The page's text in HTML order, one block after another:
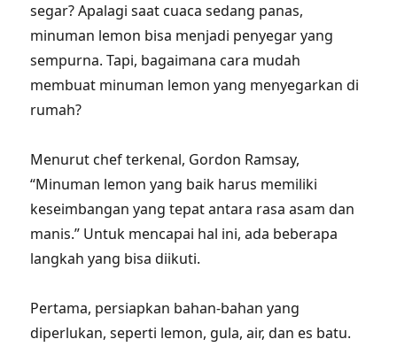
segar? Apalagi saat cuaca sedang panas,
minuman lemon bisa menjadi penyegar yang
sempurna. Tapi, bagaimana cara mudah
membuat minuman lemon yang menyegarkan di
rumah?
Menurut chef terkenal, Gordon Ramsay,
“Minuman lemon yang baik harus memiliki
keseimbangan yang tepat antara rasa asam dan
manis.” Untuk mencapai hal ini, ada beberapa
langkah yang bisa diikuti.
Pertama, persiapkan bahan-bahan yang
diperlukan, seperti lemon, gula, air, dan es batu.